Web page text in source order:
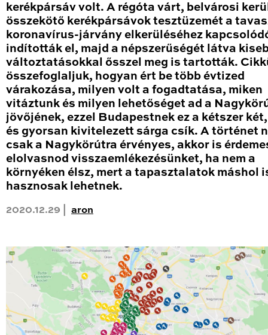
kerékpársáv volt. A régóta várt, belvárosi
összekötő kerékpársávok tesztüzemét a
koronavírus-járvány elkerüléséhez
indították el, majd a népszerűségét látva
változtatásokkal ősszel meg is tartották.
összefoglaljuk, hogyan ért be több évtized
várakozása, milyen volt a fogadtatása, miken
vitáztunk és milyen lehetőséget ad a
jövőjének, ezzel Budapestnek ez a kétszer
és gyorsan kivitelezett sárga csík. A történet
csak a Nagykörútra érvényes, akkor is
elolvasnod visszaemlékezésünket, ha nem a
környéken élsz, mert a tapasztalatok máshol
hasznosak lehetnek.
2020.12.29 | aron